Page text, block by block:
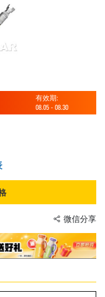
有效期:
08.05 - 08.30
微信分享